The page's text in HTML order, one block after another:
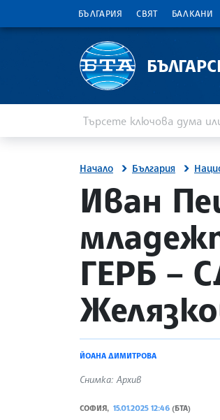
БЪЛГАРИЯ СВЯТ БАЛКАНИ
Начало България
site.bta
Иван
ГЕРБ –
ЙОАНА ДИМИТРОВА
Снимка: Архив
СОФИЯ, 15.01.2025 12:46 (БТА)